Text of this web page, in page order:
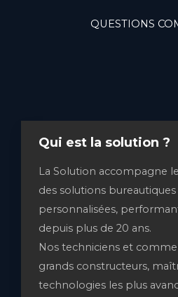
QUESTIONS
Qui est la solution ?
La Solution accompagne
des solutions
personnalisées,
depuis plus de 20 ans.
Nos techniciens et
grands constructeurs,
technologies les plus